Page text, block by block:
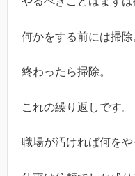
何かをする前には掃除
終わったら掃除。
これの繰り返しです。
職場が汚ければ何をや